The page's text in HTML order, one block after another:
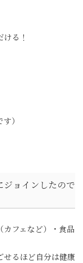
る！
）
ョインしたので
フェなど）・食品
せるほど自分は健康